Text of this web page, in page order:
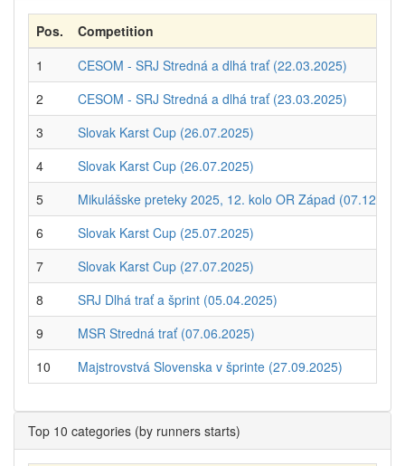
Pos.
Competition
1
CESOM - SRJ Stredná a dlhá trať (22.03.2025)
2
CESOM - SRJ Stredná a dlhá trať (23.03.2025)
3
Slovak Karst Cup (26.07.2025)
4
Slovak Karst Cup (26.07.2025)
5
Mikulášske preteky 2025, 12. kolo OR Západ
6
Slovak Karst Cup (25.07.2025)
7
Slovak Karst Cup (27.07.2025)
8
SRJ Dlhá trať a šprint (05.04.2025)
9
MSR Stredná trať (07.06.2025)
10
Majstrovstvá Slovenska v šprinte (27.09.2025)
Top 10 categories (by runners starts)